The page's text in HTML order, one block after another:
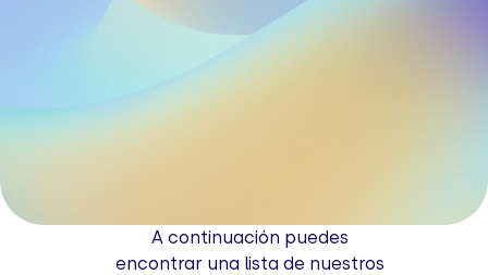
A continuación puedes
encontrar una lista de nuestros